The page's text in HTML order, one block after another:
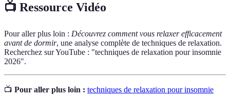
📺 Ressource Vidéo
Pour aller plus loin : Découvrez comment vous relaxer efficacement
avant de dormir, une analyse complète de techniques de relaxation.
Recherchez sur YouTube : "techniques de relaxation pour insomnie
2026".
📺 Pour aller plus loin : techniques de relaxation pour insomnie